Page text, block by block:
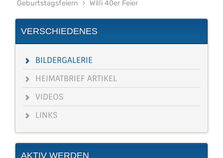
Geburtstagsfeiern
Willi 40er Feier
VERSCHIEDENES
BILDERGALERIE
HEIMATBRIEF ARTIKEL
VIDEOS
LINKS
AKTIV WERDEN